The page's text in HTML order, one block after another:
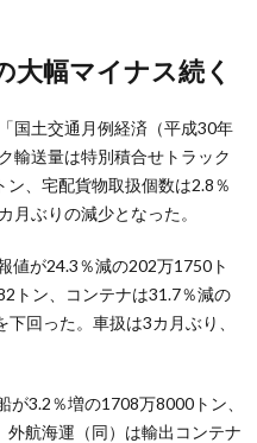
大幅マイナス続く
国土交通月例経済（平成30年
輸送量は特別積合せトラック
、宅配貨物取扱個数は2.8％
ぶりの減少となった。
値が24.3％減の202万1750ト
トン、コンテナは31.7％減の
回った。車扱は3カ月ぶり、
3.2％増の1708万8000トン、
航海運（同）は輸出コンテナ